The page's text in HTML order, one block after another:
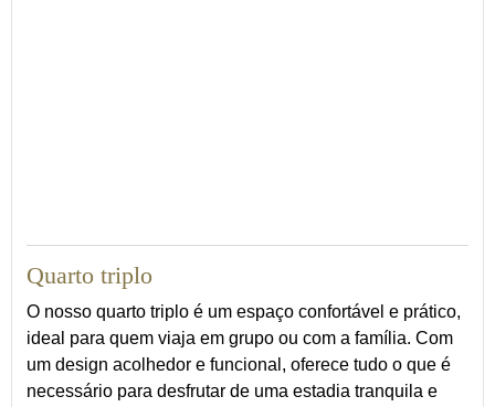
Quarto triplo
O nosso quarto triplo é um espaço confortável e prático,
ideal para quem viaja em grupo ou com a família. Com
um design acolhedor e funcional, oferece tudo o que é
necessário para desfrutar de uma estadia tranquila e